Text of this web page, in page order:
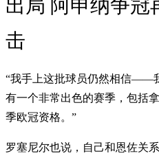
出局 阿申纳争冠
击
“我手上这批球员仍然相信——
有一个非常出色的赛季，包括
季欧冠资格。”
罗塞尼尔也说，自己和恩佐关